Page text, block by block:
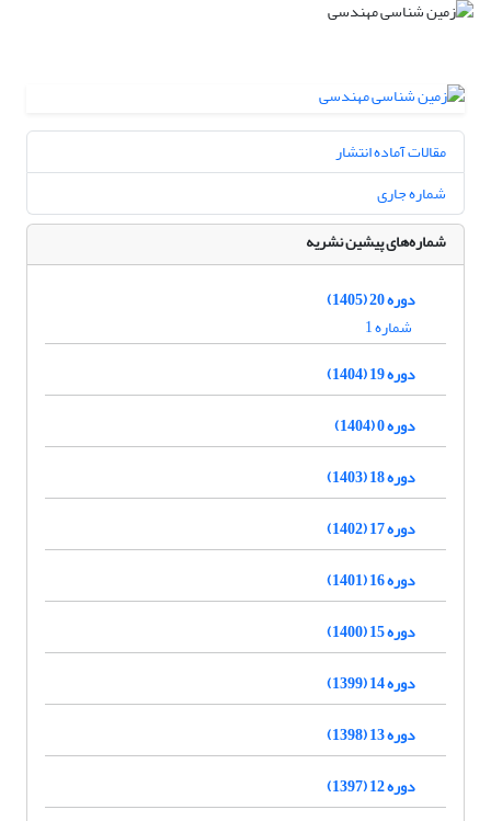
مقالات آماده انتشار
شماره جاری
شماره‌های پیشین نشریه
دوره 20 (1405)
شماره 1
دوره 19 (1404)
دوره 0 (1404)
دوره 18 (1403)
دوره 17 (1402)
دوره 16 (1401)
دوره 15 (1400)
دوره 14 (1399)
دوره 13 (1398)
دوره 12 (1397)